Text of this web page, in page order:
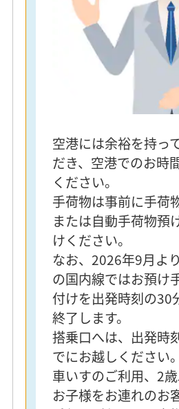
空港には余裕を持っ
だき、空港でのお時
ください。
手荷物は事前に手荷
または自動手荷物預
けください。
なお、2026年9月よ
の国内線ではお預け
付けを出発時刻の30
終了します。
搭乗口へは、出発時
でにお越しください。
車いすのご利用、2
お子様をお連れのお